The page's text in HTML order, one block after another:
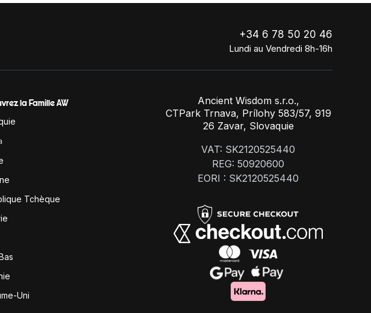
+34 6 78 50 20 46
Lundi au Vendredi 8h-16h
la Famille AW
Tchèque
Uni
Ancient Wisdom s.r.o.,
CTPark Trnava, Prílohy 583/57, 919
26 Zavar, Slovaquie
VAT: SK2120525440
REG: 50920600
EORI : SK2120525440